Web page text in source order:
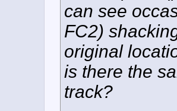
can see
FC2)
original
is there the
track?